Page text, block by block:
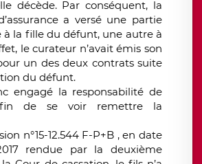
décède. Par conséquent, la
a versé une partie
à la fille du défunt, une autre à
le curateur n’avait émis son
un des deux contrats suite
du défunt.
engagé la responsabilité de
afin de se voir remettre la
n°15-12.544 F-P+B , en date
rendue par la deuxième